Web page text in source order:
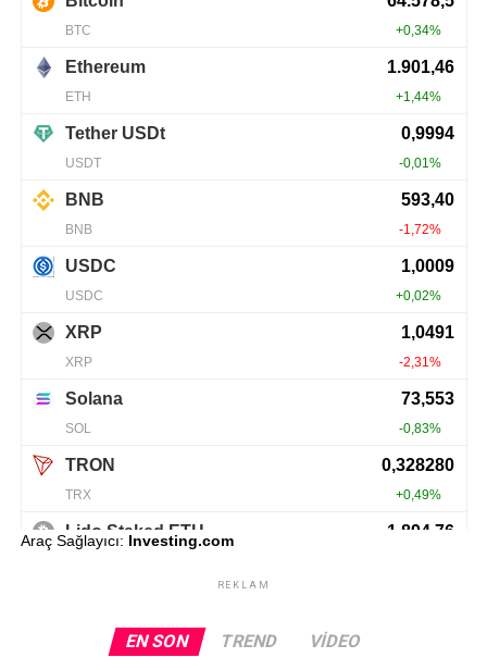
Araç Sağlayıcı: Investing.com
REKLAM
EN SON TREND VIDEO